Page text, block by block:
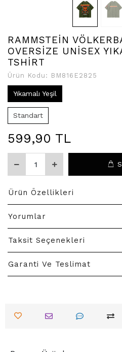
RAMMSTEİN
OVERSİZE UNİSEX
TSHİRT
Ürün Kodu: BM816E2825
Yıkamalı Yeşil
Standart
599,90 TL
Ürün Özellikleri
Yorumlar
Taksit Seçenekleri
Garanti Ve Teslimat